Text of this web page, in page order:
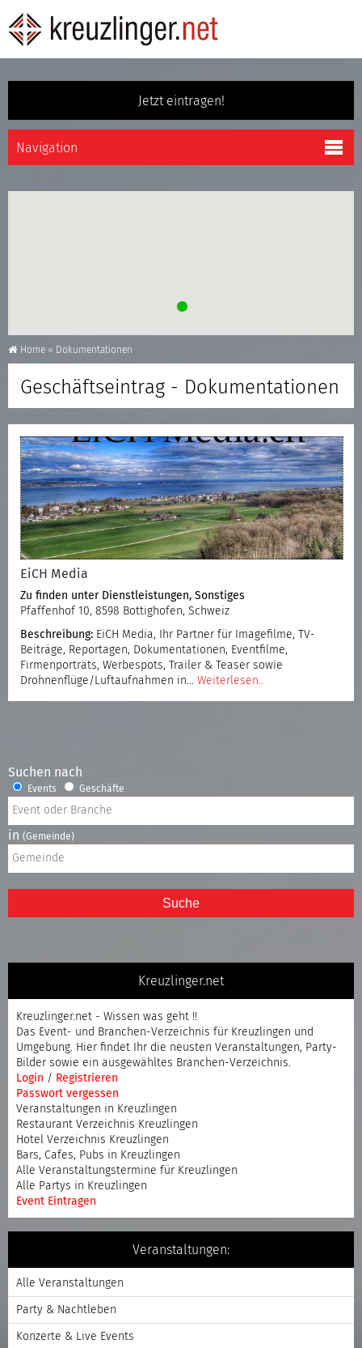
Jetzt eintragen!
Home » Dokumentationen
Geschäftseintrag - Dokumentationen
EiCH Media
Zu finden unter Dienstleistungen, Sonstiges
Pfaffenhof 10, 8598 Bottighofen, Schweiz
Beschreibung: EiCH Media, Ihr Partner für Imagefilme, TV-
Beiträge, Reportagen, Dokumentationen, Eventfilme,
Firmenporträts, Werbespots, Trailer & Teaser sowie
Drohnenflüge/Luftaufnahmen in… Weiterlesen..
Suchen nach
Events Geschäfte
in (Gemeinde)
Suche
Kreuzlinger.net
Kreuzlinger.net - Wissen was geht !!
Das Event- und Branchen-Verzeichnis für Kreuzlingen und
Umgebung. Hier findet Ihr die neusten Veranstaltungen, Party-
Bilder sowie ein ausgewähltes Branchen-Verzeichnis.
Login / Registrieren
Passwort vergessen
Veranstaltungen in Kreuzlingen
Restaurant Verzeichnis Kreuzlingen
Hotel Verzeichnis Kreuzlingen
Bars, Cafes, Pubs in Kreuzlingen
Alle Veranstaltungstermine für Kreuzlingen
Alle Partys in Kreuzlingen
Event Eintragen
Veranstaltungen:
Alle Veranstaltungen
Party & Nachtleben
Konzerte & Live Events